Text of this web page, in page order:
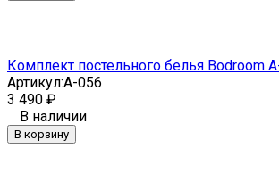
Комплект постельного белья Bodroom
Артикул:A-056
3 490 ₽
В наличии
В корзину